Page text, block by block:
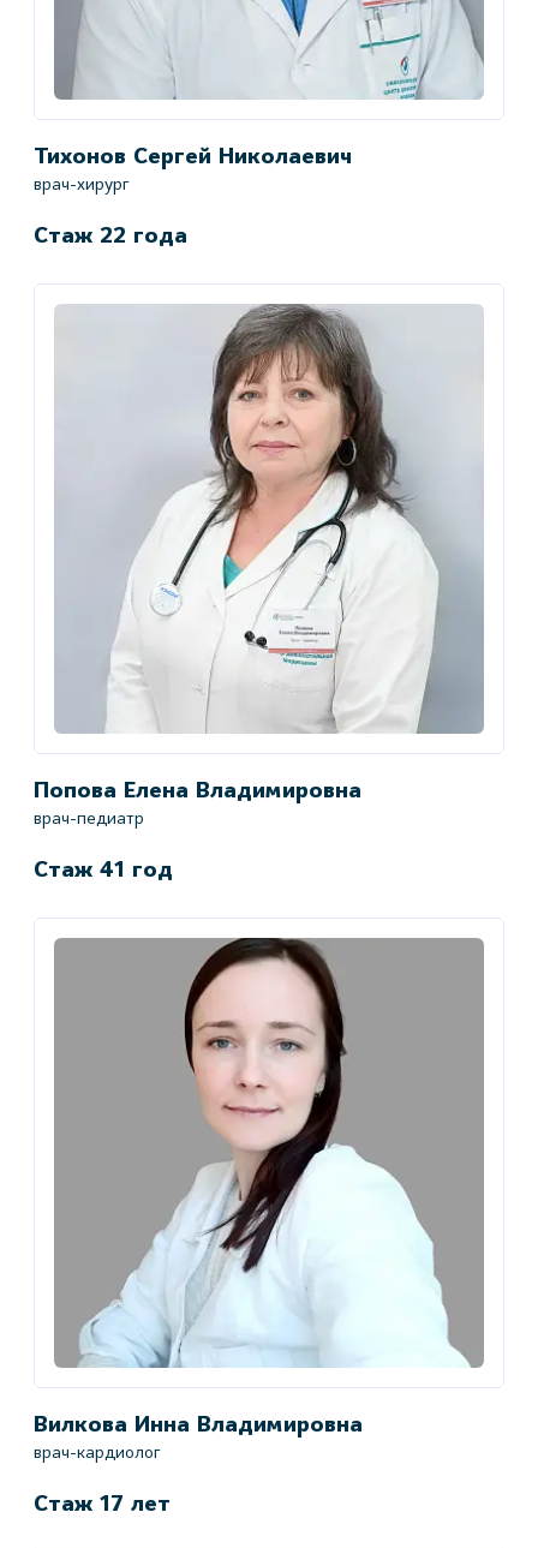
Тихонов Сергей Николаевич
врач-хирург
Стаж 22 года
Попова Елена Владимировна
врач-педиатр
Стаж 41 год
Вилкова Инна Владимировна
врач-кардиолог
Стаж 17 лет